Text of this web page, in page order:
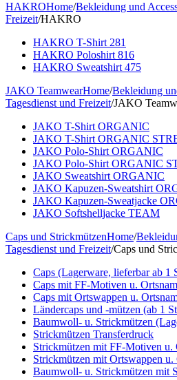
HAKROHome/Bekleidung und
Freizeit/HAKRO
HAKRO T-Shirt 281
HAKRO Poloshirt 816
HAKRO Sweatshirt 475
JAKO TeamwearHome/Bekleidung
Tagesdienst und Freizeit/JAKO
JAKO T-Shirt ORGANIC
JAKO T-Shirt ORGANIC
JAKO Polo-Shirt ORGANIC
JAKO Polo-Shirt ORGANIC
JAKO Sweatshirt ORGANIC
JAKO Kapuzen-Sweatshirt
JAKO Kapuzen-Sweatjacke
JAKO Softshelljacke TEAM
Caps und StrickmützenHome/
Tagesdienst und Freizeit/Caps und
Caps (Lagerware, lieferbar ab 1
Caps mit FF-Motiven u.
Caps mit Ortswappen u.
Ländercaps und -mützen (ab 1
Baumwoll- u. Strickmützen
Strickmützen Transferdruck
Strickmützen mit FF-Motiven u.
Strickmützen mit Ortswappen u.
Baumwoll- u. Strickmützen mit